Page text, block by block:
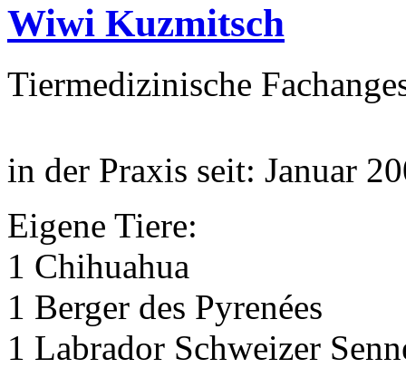
Wiwi Kuzmitsch
Tiermedizinische
in der Praxis seit: Januar
Eigene Tiere:
1 Chihuahua
1 Berger des Pyrenées
1 Labrador Schweizer